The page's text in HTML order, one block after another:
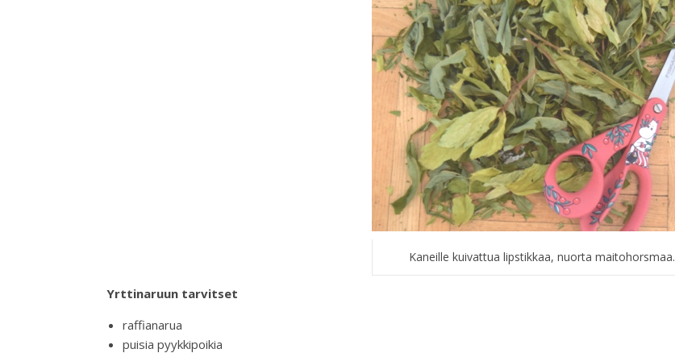
Kaneille kuivattua lipstikkaa, nuorta maitohorsmaa.
Yrttinaruun tarvitset
raffianarua
puisia pyykkipoikia